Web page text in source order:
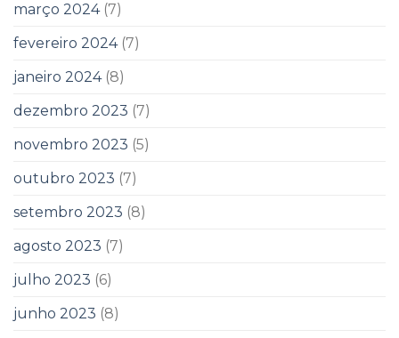
março 2024(7)
fevereiro 2024(7)
janeiro 2024(8)
dezembro 2023 (7)
novembro 2023 (5)
outubro 2023 (7)
setembro 2023 (8)
agosto 2023 (7)
julho 2023 (6)
junho 2023 (8)